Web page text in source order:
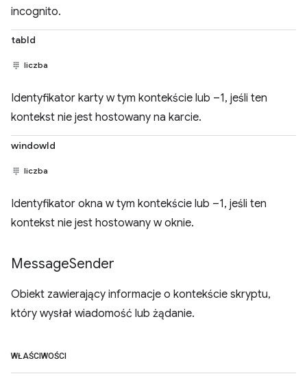
incognito.
tabId
liczba
Identyfikator karty w tym kontekście lub –1, jeśli ten
kontekst nie jest hostowany na karcie.
windowId
liczba
Identyfikator okna w tym kontekście lub –1, jeśli ten
kontekst nie jest hostowany w oknie.
MessageSender
Obiekt zawierający informacje o kontekście skryptu,
który wysłał wiadomość lub żądanie.
WŁAŚCIWOŚCI